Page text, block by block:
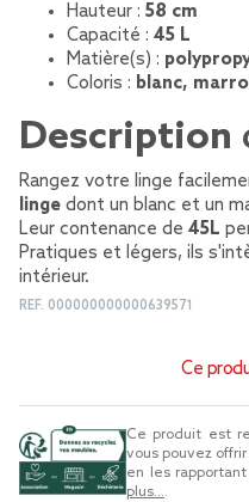
Hauteur : 58 cm
Capacité : 45 L
Matière(s) :
Coloris : blanc,
Description
Rangez votre linge
linge dont un blanc et un
Leur contenance de 45L
Pratiques et légers, ils
intérieur.
REF. 000000000000639571
Ce
Ce produit est
vous pouvez
en les
plus....